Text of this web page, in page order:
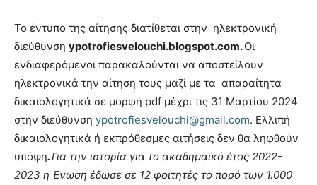
Το έντυπο της αίτησης διατίθεται στην ηλεκτρονική
διεύθυνση ypotrofiesvelouchi.blogspot.com. Οι
ενδιαφερόμενοι παρακαλούνται να αποστείλουν
ηλεκτρονικά την αίτηση τους μαζί με τα απαραίτητα
δικαιολογητικά σε μορφή pdf μέχρι τις 31 Μαρτίου 2024
στην διεύθυνση ypotrofiesvelouchi@gmail.com. Ελλιπή
δικαιολογητικά ή εκπρόθεσμες αιτήσεις δεν θα ληφθούν
υπόψη.Για την ιστορία για το ακαδημαϊκό έτος 2022-
2023 η Ένωση έδωσε σε 12 φοιτητές το ποσό των 1.000